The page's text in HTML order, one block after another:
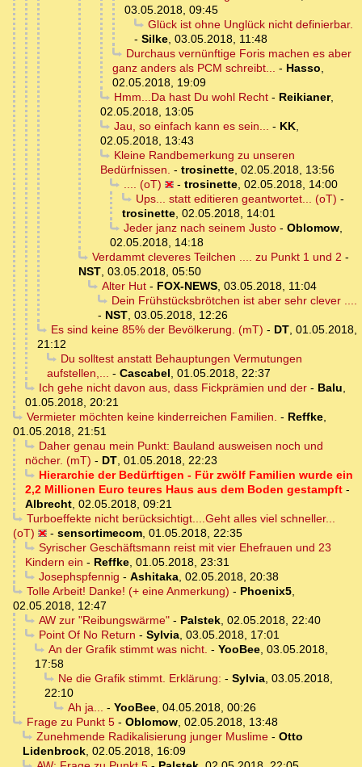
03.05.2018, 09:45
Glück ist ohne Unglück nicht definierbar.
- Silke, 03.05.2018, 11:48
Durchaus vernünftige Foris machen es aber
ganz anders als PCM schreibt... - Hasso,
02.05.2018, 19:09
Hmm...Da hast Du wohl Recht- Reikianer,
02.05.2018, 13:05
Jau, so einfach kann es sein... - KK,
02.05.2018, 13:43
Kleine Randbemerkung zu unseren
Bedürfnissen. - trosinette, 02.05.2018, 13:56
.... (oT)
- trosinette, 02.05.2018, 14:00
Ups... statt editieren geantwortet... (oT) -
trosinette, 02.05.2018, 14:01
Jeder janz nach seinem Justo- Oblomow,
02.05.2018, 14:18
Verdammt cleveres Teilchen .... zu Punkt 1 und 2 -
NST, 03.05.2018, 05:50
Alter Hut- FOX-NEWS, 03.05.2018, 11:04
Dein Frühstücksbrötchen ist aber sehr clever ....
- NST, 03.05.2018, 12:26
Es sind keine 85% der Bevölkerung. (mT) - DT, 01.05.2018,
21:12
Du solltest anstatt Behauptungen Vermutungen
aufstellen,... - Cascabel, 01.05.2018, 22:37
Ich gehe nicht davon aus, dass Fickprämien und der- Balu,
01.05.2018, 20:21
Vermieter möchten keine kinderreichen Familien. - Reffke,
01.05.2018, 21:51
Daher genau mein Punkt: Bauland ausweisen noch und
nöcher. (mT) - DT, 01.05.2018, 22:23
Hierarchie der Bedürftigen - Für zwölf Familien wurde ein
2,2 Millionen Euro teures Haus aus dem Boden gestampft -
Albrecht, 02.05.2018, 09:21
Turboeffekte nicht berücksichtigt....Geht alles viel schneller...
(oT)
- sensortimecom, 01.05.2018, 22:35
Syrischer Geschäftsmann reist mit vier Ehefrauen und 23
Kindern ein - Reffke, 01.05.2018, 23:31
Josephspfennig - Ashitaka, 02.05.2018, 20:38
Tolle Arbeit! Danke! (+ eine Anmerkung) - Phoenix5,
02.05.2018, 12:47
AW zur "Reibungswärme"- Palstek, 02.05.2018, 22:40
Point Of No Return - Sylvia, 03.05.2018, 17:01
An der Grafik stimmt was nicht. - YooBee, 03.05.2018,
17:58
Ne die Grafik stimmt. Erklärung: - Sylvia, 03.05.2018,
22:10
Ah ja... - YooBee, 04.05.2018, 00:26
Frage zu Punkt 5- Oblomow, 02.05.2018, 13:48
Zunehmende Radikalisierung junger Muslime- Otto
Lidenbrock, 02.05.2018, 16:09